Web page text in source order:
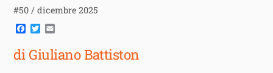
#50 / dicembre 2025
F
c
e
T
i
t
a
i
di Giuliano Battiston